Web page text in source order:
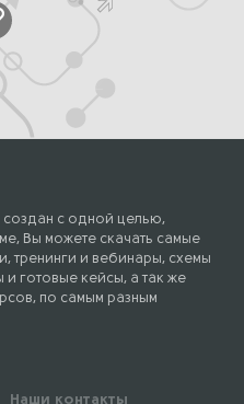
почта
Ссылка
с одной целью,
Вы можете скачать самые
тренинги и вебинары, схемы
и готовые кейсы, а так же
по самым разным
Наши контакты